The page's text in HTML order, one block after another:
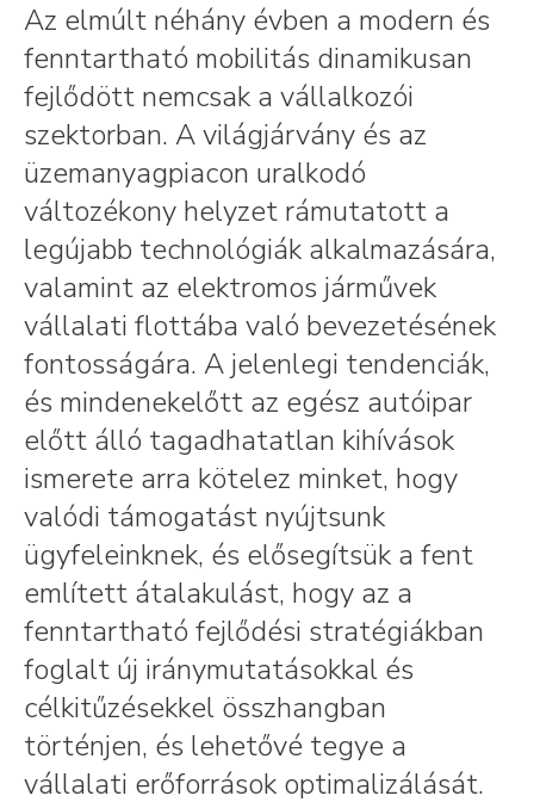
Az elmúlt néhány évben a modern és
fenntartható mobilitás dinamikusan
fejlődött nemcsak a vállalkozói
szektorban. A világjárvány és az
üzemanyagpiacon uralkodó
változékony helyzet rámutatott a
legújabb technológiák alkalmazására,
valamint az elektromos járművek
vállalati flottába való bevezetésének
fontosságára. A jelenlegi tendenciák,
és mindenekelőtt az egész autóipar
előtt álló tagadhatatlan kihívások
ismerete arra kötelez minket, hogy
valódi támogatást nyújtsunk
ügyfeleinknek, és elősegítsük a fent
említett átalakulást, hogy az a
fenntartható fejlődési stratégiákban
foglalt új iránymutatásokkal és
célkitűzésekkel összhangban
történjen, és lehetővé tegye a
vállalati erőforrások optimalizálását.